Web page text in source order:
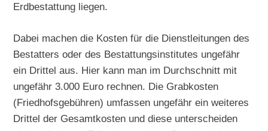
Erdbestattung liegen.
Dabei machen die Kosten für die Dienstleitungen des
Bestatters oder des Bestattungsinstitutes ungefähr
ein Drittel aus. Hier kann man im Durchschnitt mit
ungefähr 3.000 Euro rechnen. Die Grabkosten
(Friedhofsgebühren) umfassen ungefähr ein weiteres
Drittel der Gesamtkosten und diese unterscheiden